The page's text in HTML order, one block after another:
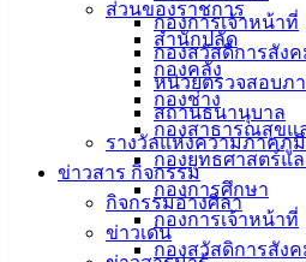
กองการเจ้าหน้าที่
กองสวัสดิการสังค
หน่วยตรวจสอบภ
สถานธนานุบาล
รางวัลแห่งความภาคภู
ข่าวสาร กิจกรรม
กิจกรรมอ่างศิลา
ข่าวเด่น
ส่วนของราชการ
สำนักปลัด
กองคลัง
กองช่าง
กองสาธารณสุขแ
กองยุทธศาสตร์แ
กองการศึกษา
กองการเจ้าหน้าที่
กองสวัสดิการสังค